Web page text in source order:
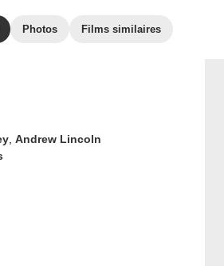
Photos Films similaires
, Andrew Lincoln